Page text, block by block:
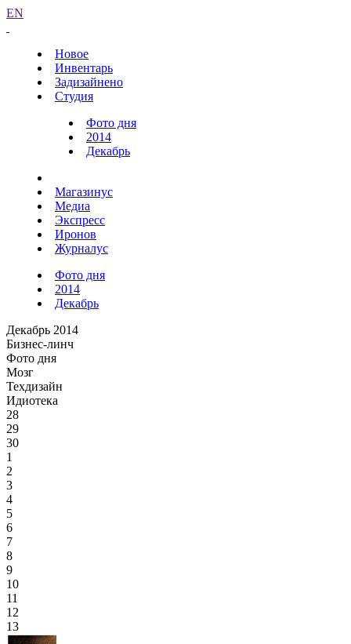
EN
Новое
Инвентарь
Задизайнено
Студия
Фото дня
2014
Декабрь
Магазинус
Медиа
Экспресс
Иронов
Журналус
Фото дня
2014
Декабрь
Декабрь 2014
Бизнес-линч
Фото дня
Мозг
Техдизайн
Идиотека
28
29
30
1
2
3
4
5
6
7
8
9
10
11
12
13